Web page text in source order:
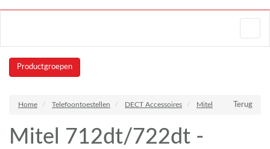
Productgroepen
Terug
Home Telefoontoestellen DECT Accessoires Mitel
Mitel 712dt/722dt -